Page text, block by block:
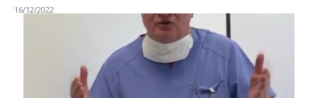
16/12/2022